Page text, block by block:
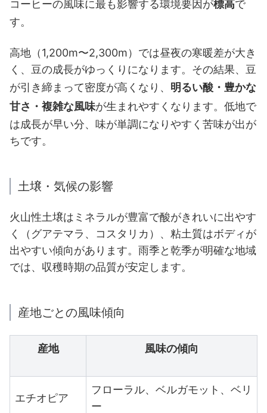
コーヒーの風味に最も影響する環境要因が標高で
す。
高地（1,200m〜2,300m）では昼夜の寒暖差が大き
く、豆の成長がゆっくりになります。その結果、豆
が引き締まって密度が高くなり、 明るい酸・豊かな
甘さ・複雑な風味が生まれやすくなります。低地で
は成長が早い分、味が単調になりやすく苦味が出が
ちです。
土壌・気候の影響
火山性土壌はミネラルが豊富で酸がきれいに出やす
く（グアテマラ、コスタリカ）、粘土質はボディが
出やすい傾向があります。雨季と乾季が明確な地域
では、収穫時期の品質が安定します。
産地ごとの風味傾向
産地 風味の傾向
エチオピア
フローラル、ベルガモット、ベリ
ー